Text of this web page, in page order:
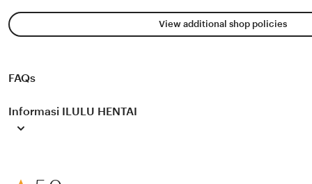
View additional shop policies
FAQs
Informasi ILULU HENTAI